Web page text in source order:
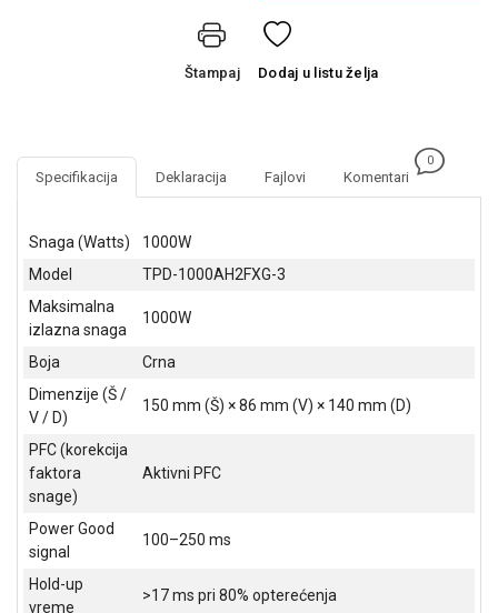
OPREMA
ADAPTERI
KANCELARIJSKI
SVE
ZA
ŠKOLSKI
PRIBOR
BICIKLE
FITNES
Štampaj Dodaj u listu želja
Specifikacija Deklaracija Fajlovi Komentari
0
Snaga (Watts)
1000W
Model
TPD-1000AH2FXG-3
Maksimalna
izlazna snaga
1000W
Boja
Crna
Dimenzije (Š /
V / D)
150 mm (Š) × 86 mm (V) × 140 mm (D)
PFC (korekcija
faktora
snage)
Aktivni PFC
Power Good
signal
100–250 ms
Hold-up
vreme
>17 ms pri 80% opterećenja